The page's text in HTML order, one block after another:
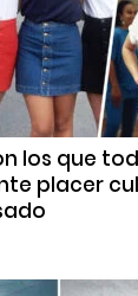
los que
placer